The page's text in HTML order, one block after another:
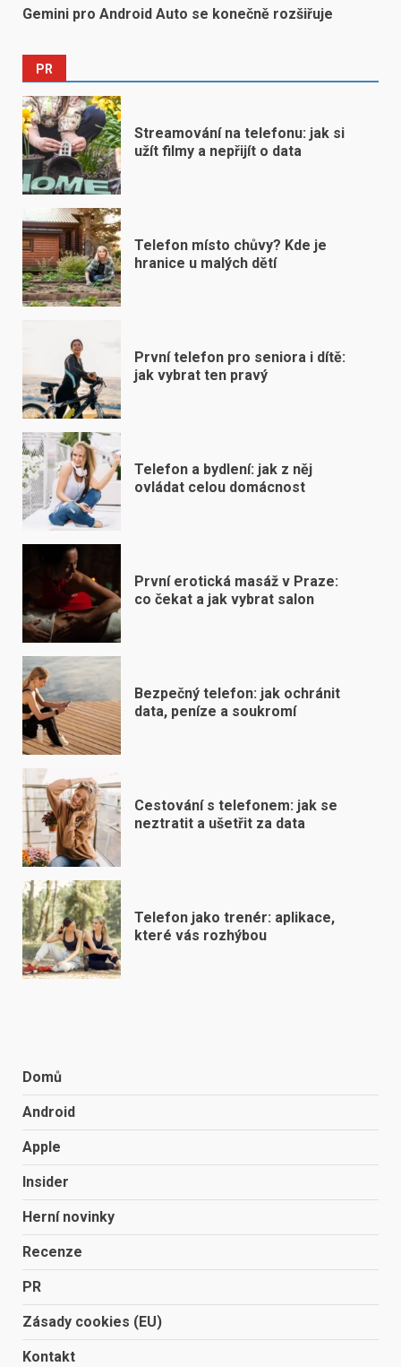
Gemini pro Android Auto se konečně rozšiřuje
PR
Streamování na telefonu: jak si
užít filmy a nepřijít o data
Telefon místo chůvy? Kde je
hranice u malých dětí
První telefon pro seniora i dítě:
jak vybrat ten pravý
Telefon a bydlení: jak z něj
ovládat celou domácnost
První erotická masáž v Praze:
co čekat a jak vybrat salon
Bezpečný telefon: jak ochránit
data, peníze a soukromí
Cestování s telefonem: jak se
neztratit a ušetřit za data
Telefon jako trenér: aplikace,
které vás rozhýbou
Domů
Android
Apple
Insider
Herní novinky
Recenze
PR
Zásady cookies (EU)
Kontakt